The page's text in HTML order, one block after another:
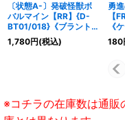
〔状態A-〕発破怪獣ボ
バルマイン【RR】{D-
BT01/018}《ブラントゲ
ート》
1,780円(税込)
勇
【
《
リ》
180
※コチラの在庫数は通販